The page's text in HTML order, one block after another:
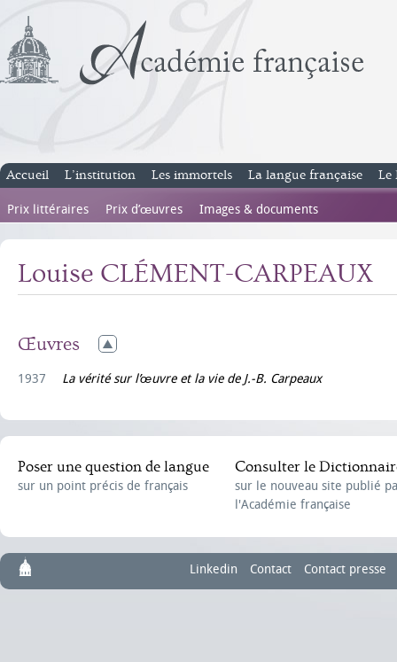
Accueil L’institution Les immortels La langue française Le
Prix littéraires Prix d’œuvres Images & documents
Louise CLÉMENT-CARPEAUX
Œuvres
1937 La vérité sur l’œuvre et la vie de J.-B. Carpeaux
Poser une question de langue
sur un point précis de français
Consulter le
sur le nouveau site publié
l'Académie française
Linkedin Contact Contact presse